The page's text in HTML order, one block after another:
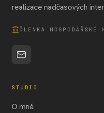
realizace nadčasových
ČLENKA HOSPODÁŘSKÉ
STUDIO
O mně